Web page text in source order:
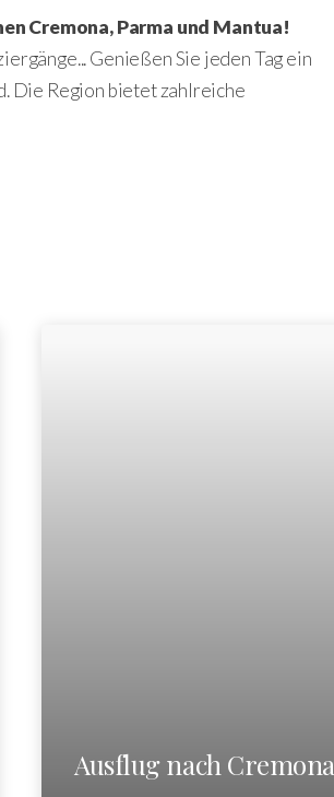
Cremona, Parma und Mantua!
Genießen Sie jeden Tag ein
Die Region bietet zahlreiche
Ausflug nach Cremona